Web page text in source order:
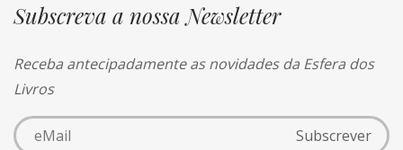
Subscreva a nossa Newsletter
Receba antecipadamente as novidades da Esfera dos
Livros